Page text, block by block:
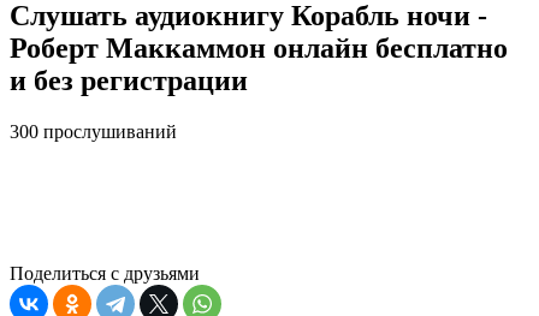
Слушать аудиокнигу Корабль ночи -
Роберт Маккаммон онлайн бесплатно
и без регистрации
300 прослушиваний
Поделиться с друзьями